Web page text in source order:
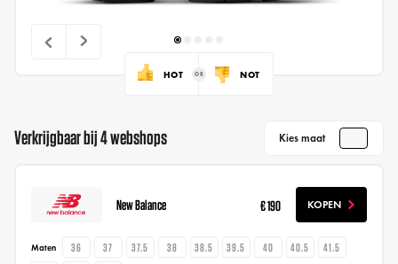
HOT NOT
Verkrijgbaar bij 4 webshops Kies maat
New Balance € 190 KOPEN
Maten 36 37 37.5 38 38.5 39.5 40 40.5
41.5